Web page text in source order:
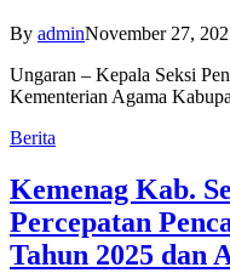
By adminNovember 27,
Ungaran – Kepala Seksi
Kementerian Agama
Berita
Kemenag Kab.
Percepatan
Tahun 2025 dan